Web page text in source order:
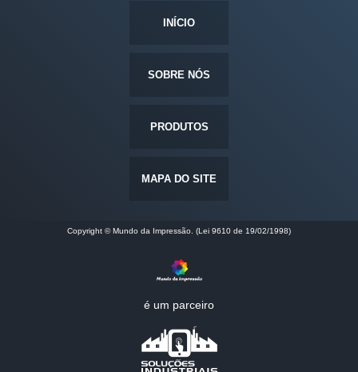
INÍCIO
SOBRE NÓS
PRODUTOS
MAPA DO SITE
Copyright © Mundo da Impressão. (Lei 9610 de 19/02/1998)
é um parceiro